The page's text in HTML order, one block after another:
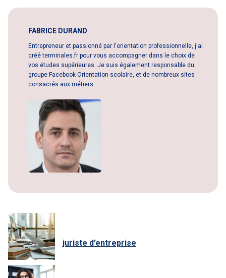
FABRICE DURAND
Entrepreneur et passionné par l'orientation professionnelle, j'ai
créé terminales.fr pour vous accompagner dans le choix de
vos études supérieures. Je suis également responsable du
groupe Facebook Orientation scolaire, et de nombreux sites
consacrés aux métiers.
juriste d’entreprise